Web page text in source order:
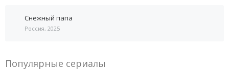
Снежный папа
Россия, 2025
Популярные сериалы